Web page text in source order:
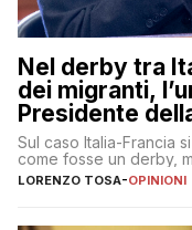
Nel derby tra
dei migranti,
Presidente
Sul caso Italia-Francia
come fosse un derby,
LORENZO TOSA-OPINIONI